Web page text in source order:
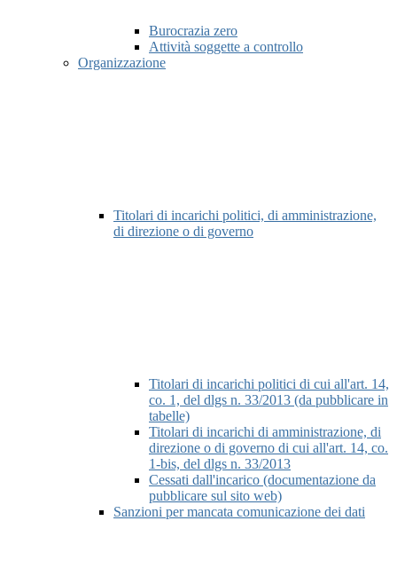
Burocrazia zero
Attività soggette a controllo
Organizzazione
Titolari di incarichi politici, di amministrazione,
di direzione o di governo
Titolari di incarichi politici di cui all'art. 14,
co. 1, del dlgs n. 33/2013 (da pubblicare in
tabelle)
Titolari di incarichi di amministrazione, di
direzione o di governo di cui all'art. 14, co.
1-bis, del dlgs n. 33/2013
Cessati dall'incarico (documentazione da
pubblicare sul sito web)
Sanzioni per mancata comunicazione dei dati